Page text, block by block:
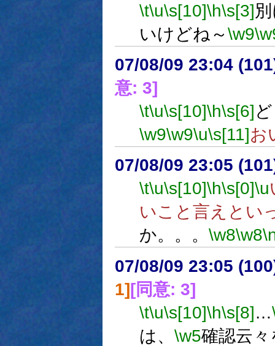
\t\u\s[10]\h\s[3]
いけどね～\w9
07/08/09 23:04
意: 3]
\t\u\s[10]\h\s[6]
\w9\w9\u\s[11]お
07/08/09 23:05
\t\u\s[10]\h\s[0]\u
いこと言えとい
か。。。 \w8\w8
07/08/09 23:05
1][同意: 3]
\t\u\s[10]\h\s[8]…
は、 \w5確認云